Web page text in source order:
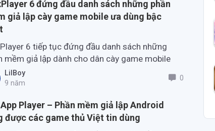
6 đứng đầu danh sách những phần
giả lập cày game mobile ưa dùng bậc
6 tiếp tục đứng đầu danh sách những
mềm giả lập dành cho dân cày game mobile
của thể loại MOBA trên di động trong quý 3
2017 vừa qua.
LilBoy
9 năm
0
Player – Phần mềm giả lập Android
được các game thủ Việt tin dùng